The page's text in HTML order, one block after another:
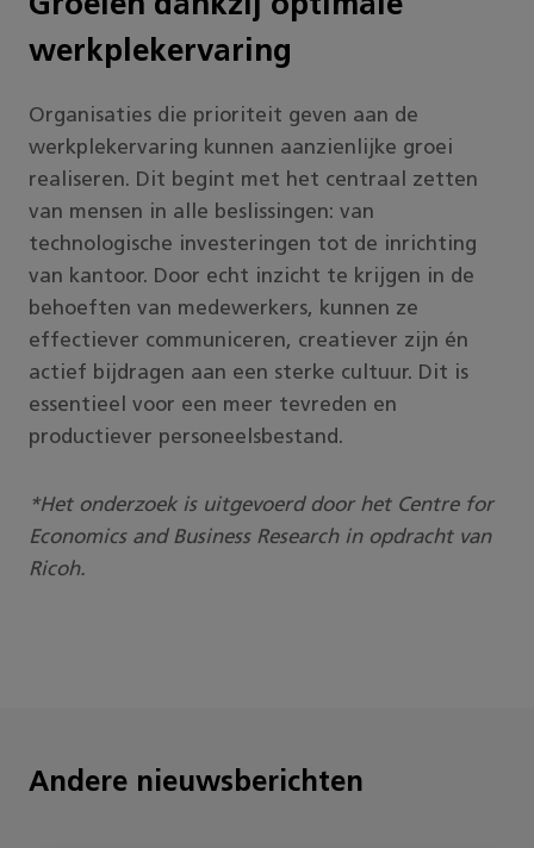
werkplekervaring
Organisaties die prioriteit geven aan de
werkplekervaring kunnen aanzienlijke groei
realiseren. Dit begint met het centraal zetten
van mensen in alle beslissingen: van
technologische investeringen tot de inrichting
van kantoor. Door echt inzicht te krijgen in de
behoeften van medewerkers, kunnen ze
effectiever communiceren, creatiever zijn én
actief bijdragen aan een sterke cultuur. Dit is
essentieel voor een meer tevreden en
productiever personeelsbestand.
*Het onderzoek is uitgevoerd door het Centre for
Economics and Business Research in opdracht van
Ricoh.
Andere nieuwsberichten